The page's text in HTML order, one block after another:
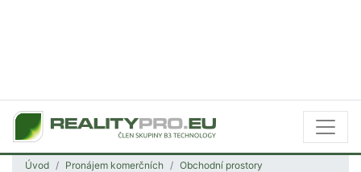
Úvod Pronájem komerčních
Obchodní prostory